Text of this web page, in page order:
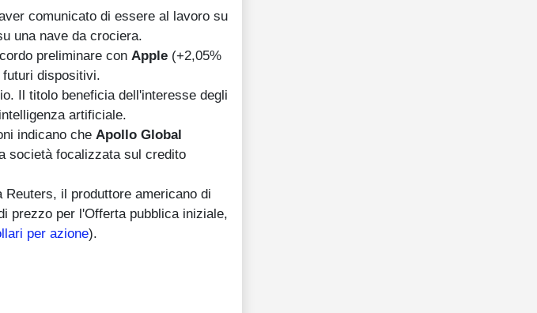
comunicato di essere al lavoro su
una nave da crociera.
preliminare con Apple (+2,05%
dispositivi.
Il titolo beneficia dell'interesse degli
artificiale.
indicano che Apollo Global
società focalizzata sul credito
il produttore americano di
prezzo per l'Offerta pubblica iniziale,
per azione).